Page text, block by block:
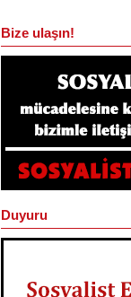
Bize ulaşın!
Duyuru